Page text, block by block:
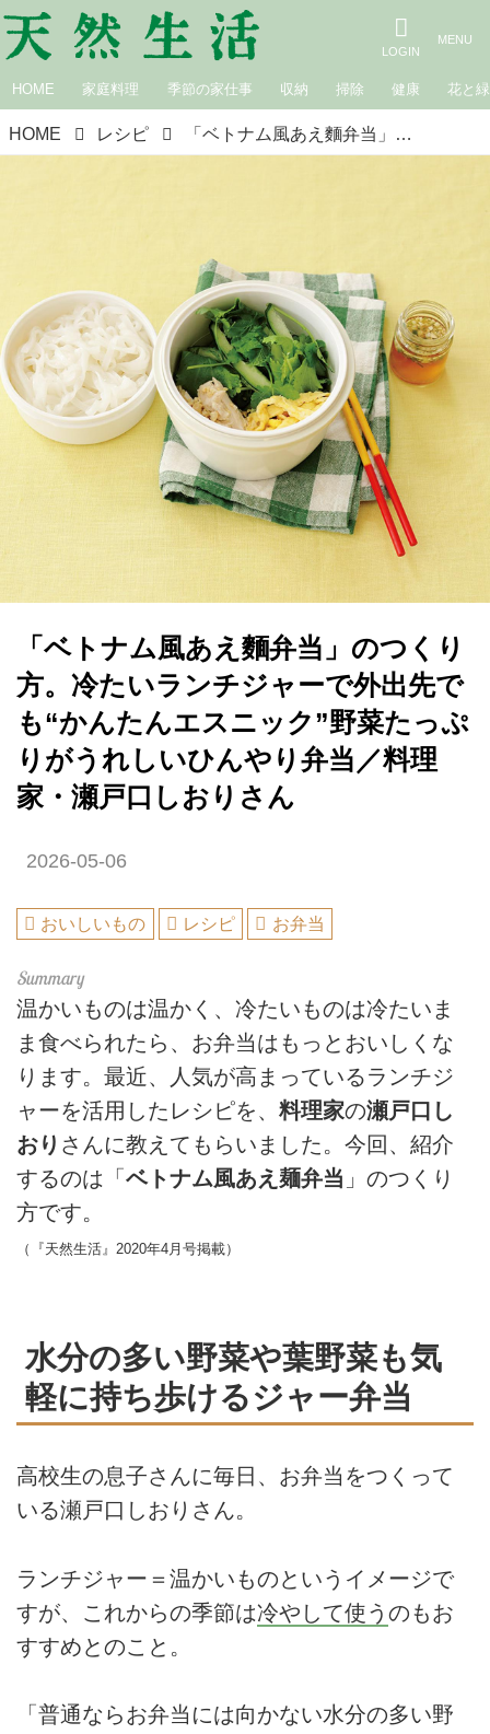
HOME 家庭料理 季節の家仕事 収納 掃除 健康 花と緑
HOME レシピ 「ベトナム風あえ麵弁当」のつくり方。冷たいランチジャーで外出先でも“かんたんエスニック”野菜たっぷりがうれしいひんやり弁当／料理家・瀬戸口しおりさん
「ベトナム風あえ麵弁当」のつくり
方。冷たいランチジャーで外出先で
も“かんたんエスニック”野菜たっぷ
りがうれしいひんやり弁当／料理
家・瀬戸口しおりさん
2026-05-06
おいしいもの レシピ お弁当
温かいものは温かく、冷たいものは冷たいま
ま食べられたら、お弁当はもっとおいしくな
ります。最近、人気が高まっているランチジ
ャーを活用したレシピを、 料理家の瀬戸口し
おり さんに教えてもらいました。今回、紹介
するのは「 ベトナム風あえ麺弁当 」のつくり
方です。
（『天然生活』2020年4月号掲載）
水分の多い野菜や葉野菜も気
軽に持ち歩けるジャー弁当
高校生の息子さんに毎日、お弁当をつくって
いる瀬戸口しおりさん。
ランチジャー＝温かいものというイメージで
すが、これからの季節は冷やして使う のもお
すすめとのこと。
「普通ならお弁当には向かない水分の多い野